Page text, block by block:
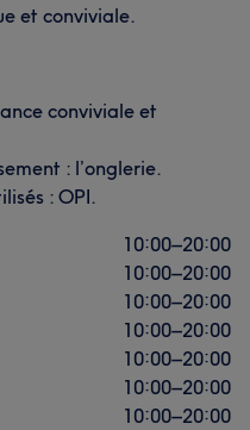
et conviviale.
conviviale et
: l’onglerie.
: OPI.
10:00–20:00
10:00–20:00
10:00–20:00
10:00–20:00
10:00–20:00
10:00–20:00
10:00–20:00